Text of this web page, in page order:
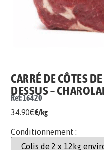
CARRÉ DE CÔTES
DESSUS –
Ref: 16420
34.90€€/kg
Conditionnement :